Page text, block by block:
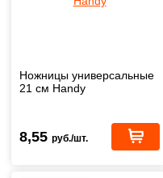
Ножницы универсальные
21 см Handy
8,55 руб./шт.